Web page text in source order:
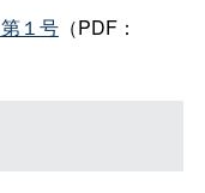
第１号（PDF：